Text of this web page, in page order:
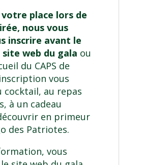
votre place lors de
nous vous
inscrire avant le
site web du gala ou
du CAPS de
vous
cocktail, au repas
à un cadeau
en primeur
des Patriotes.
vous